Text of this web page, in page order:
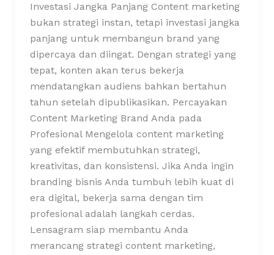
Investasi Jangka Panjang Content marketing
bukan strategi instan, tetapi investasi jangka
panjang untuk membangun brand yang
dipercaya dan diingat. Dengan strategi yang
tepat, konten akan terus bekerja
mendatangkan audiens bahkan bertahun
tahun setelah dipublikasikan. Percayakan
Content Marketing Brand Anda pada
Profesional Mengelola content marketing
yang efektif membutuhkan strategi,
kreativitas, dan konsistensi. Jika Anda ingin
branding bisnis Anda tumbuh lebih kuat di
era digital, bekerja sama dengan tim
profesional adalah langkah cerdas.
Lensagram siap membantu Anda
merancang strategi content marketing,